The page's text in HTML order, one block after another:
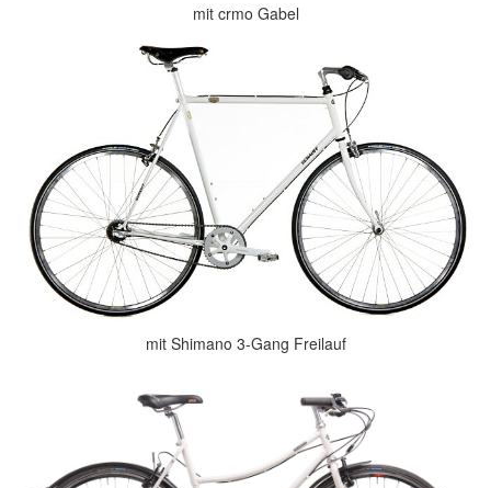
mit crmo Gabel
mit Shimano 3-Gang Freilauf